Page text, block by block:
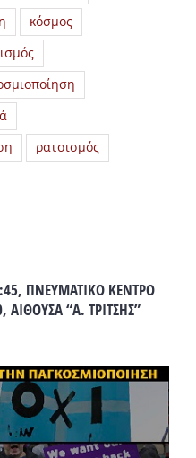
κόσμος
ρατσισμός
ΠΝΕΥΜΑΤΙΚΟ ΚΕΝΤΡΟ
“Α. ΤΡΙΤΣΗΣ”